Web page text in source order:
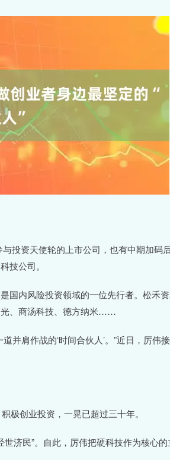
投资天使轮的上市公司，也有中期加码
技公司。
国内风险投资领域的一位先行者。松禾
、商汤科技、德方纳米……
并肩作战的‘时间合伙人’。”近日，厉伟
极创业投资，一晃已超过三十年。
济民”。自此，厉伟把硬科技作为核心